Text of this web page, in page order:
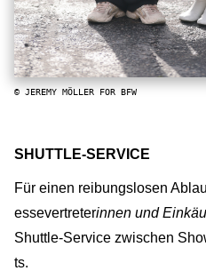
© JEREMY MÖLLER FOR BFW
SHUTTLE-SERVICE
Für einen reibungslosen
essevertreterinnen und
Shuttle-Service zwischen
ts.